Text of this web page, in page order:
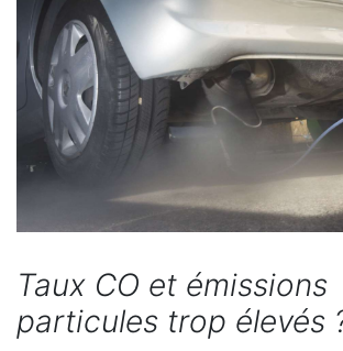
Taux CO et émissions
particules trop élevés